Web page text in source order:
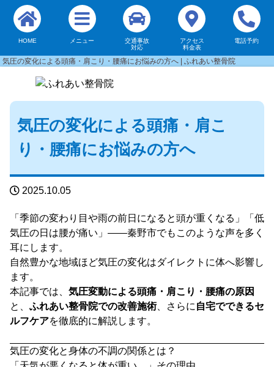
気圧の変化による頭痛・肩こり・腰痛にお悩みの方へ | ふれあい整骨院
HOME メニュー
交通事故
対応
アクセス
料金表
電話予約
気圧の変化による頭痛・肩こ
り・腰痛にお悩みの方へ
2025.10.05
「季節の変わり目や雨の前日になると頭が重くなる」「低
気圧の日は腰が痛い」——秦野市でもこのような声を多く
耳にします。
自然豊かな地域ほど気圧の変化はダイレクトに体へ影響し
ます。
本記事では、 気圧変動による頭痛・肩こり・腰痛の原因
と、 ふれあい整骨院での改善施術、さらに 自宅でできるセ
ルフケアを徹底的に解説します。
気圧の変化と身体の不調の関係とは？